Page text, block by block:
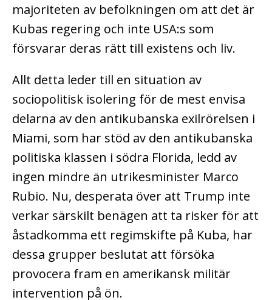
majoriteten av befolkningen om att det är
Kubas regering och inte USA:s som
försvarar deras rätt till existens och liv.
Allt detta leder till en situation av
sociopolitisk isolering för de mest envisa
delarna av den antikubanska exilrörelsen i
Miami, som har stöd av den antikubanska
politiska klassen i södra Florida, ledd av
ingen mindre än utrikesminister Marco
Rubio. Nu, desperata över att Trump inte
verkar särskilt benägen att ta risker för att
åstadkomma ett regimskifte på Kuba, har
dessa grupper beslutat att försöka
provocera fram en amerikansk militär
intervention på ön.